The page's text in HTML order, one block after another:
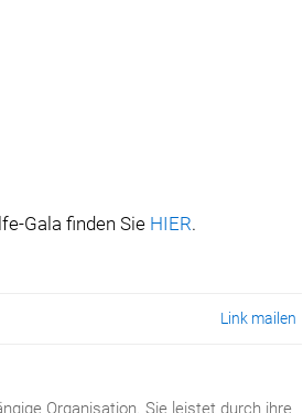
Gala finden Sie HIER.
Link mailen
Organisation. Sie leistet durch ihre